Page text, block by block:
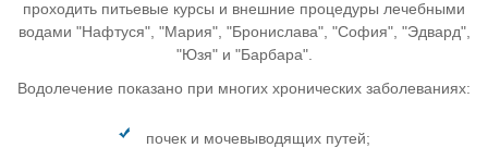
проходить питьевые курсы и внешние процедуры лечебными
водами "Нафтуся", "Мария", "Бронислава", "София", "Эдвард",
"Юзя" и "Барбара".
Водолечение показано при многих хронических заболеваниях:
почек и мочевыводящих путей;